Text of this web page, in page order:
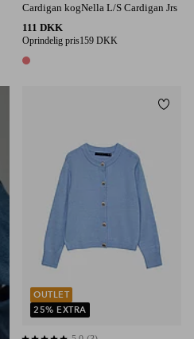
Cardigan kogNella L/S Cardigan Jrs
111 DKK
Oprindelig pris159 DKK
1 farve
OUTLET
25% EXTRA